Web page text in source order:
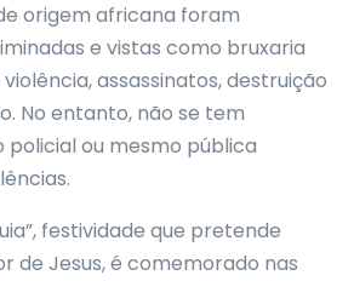
origem africana foram
e vistas como bruxaria
assassinatos, destruição
No entanto, não se tem
ou mesmo pública
festividade que pretende
de Jesus, é comemorado nas